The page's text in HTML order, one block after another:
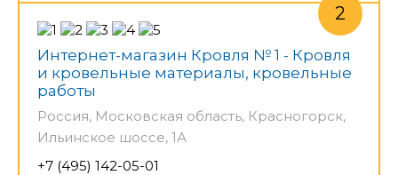
Интернет-магазин Кровля № 1 - Кровля
и кровельные материалы, кровельные
работы
Россия, Московская область, Красногорск,
Ильинское шоссе, 1А
+7 (495) 142-05-01